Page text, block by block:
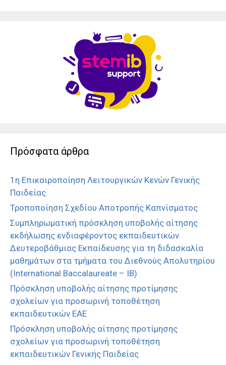
Πρόσφατα άρθρα
1η Επικαιροποίηση Λειτουργικών Κενών Γενικής
Παιδείας
Τροποποίηση Σχεδίου Αποτροπής Καπνίσματος
Συμπληρωματική πρόσκληση υποβολής αίτησης
εκδήλωσης ενδιαφέροντος εκπαιδευτικών
Δευτεροβάθμιας Εκπαίδευσης για τη διδασκαλία
μαθημάτων στα τμήματα του Διεθνούς Απολυτηρίου
(International Baccalaureate – IB)
Πρόσκληση υποβολής αίτησης προτίμησης
σχολείων για προσωρινή τοποθέτηση
εκπαιδευτικών ΕΑΕ
Πρόσκληση υποβολής αίτησης προτίμησης
σχολείων για προσωρινή τοποθέτηση
εκπαιδευτικών Γενικής Παιδείας